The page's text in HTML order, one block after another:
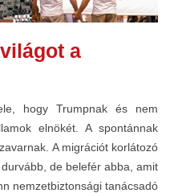
a
hogy Trumpnak és nem
elnökét. A spontánnak
A migrációt korlátozó
de belefér abba, amit
nemzetbiztonsági tanácsadó